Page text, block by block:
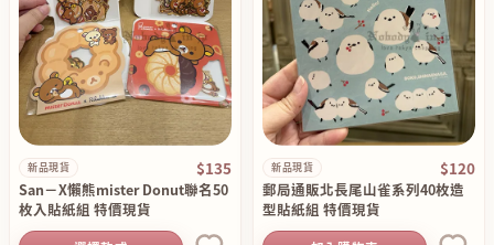
新品現貨 $135
San－X懶熊mister Donut聯名50
枚入貼紙組 特價現貨
新品現貨 $120
郵局通販北長尾山雀系列40枚造
型貼紙組 特價現貨